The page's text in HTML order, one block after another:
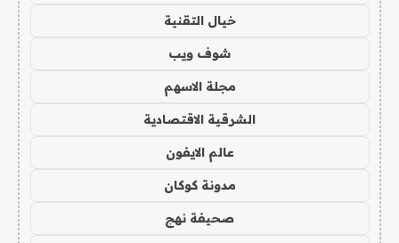
خيال التقنية
شوف ويب
مجلة الاسهم
الشرقية الاقتصادية
عالم الايفون
مدونة كوكان
صحيفة نهج